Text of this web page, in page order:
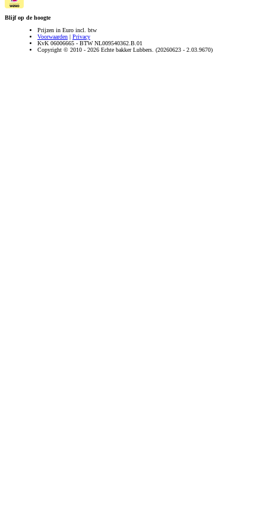
Blijf op de hoogte
Prijzen in Euro incl. btw
Voorwaarden | Privacy
KvK 06006665 - BTW NL009540362.B.01
Copyright © 2010 - 2026 Echte bakker Lubbers. (20260623 - 2.03.9670)